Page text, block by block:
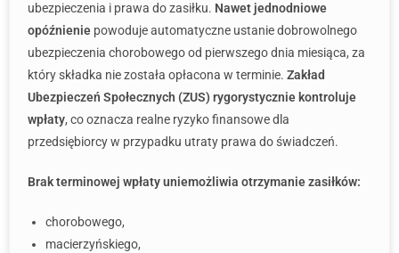
ubezpieczenia i prawa do zasiłku. Nawet jednodniowe
opóźnienie powoduje automatyczne ustanie dobrowolnego
ubezpieczenia chorobowego od pierwszego dnia miesiąca, za
który składka nie została opłacona w terminie. Zakład
Ubezpieczeń Społecznych (ZUS) rygorystycznie kontroluje
wpłaty, co oznacza realne ryzyko finansowe dla
przedsiębiorcy w przypadku utraty prawa do świadczeń.
Brak terminowej wpłaty uniemożliwia otrzymanie zasiłków:
chorobowego,
macierzyńskiego,